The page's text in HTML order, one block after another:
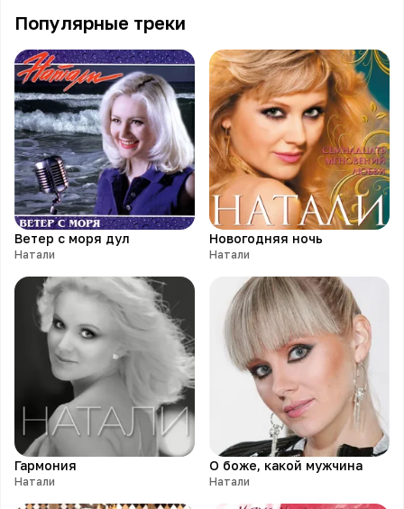
Популярные треки
Ветер с моря дул
Натали
Новогодняя ночь
Натали
Гармония
Натали
О боже, какой мужчина
Натали